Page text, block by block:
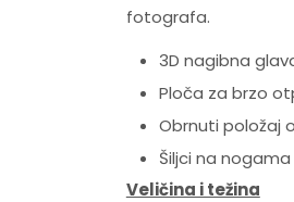
fotografa.
3D nagibna
Ploča za brzo
Obrnuti položaj
Šiljci na
Veličina i težina